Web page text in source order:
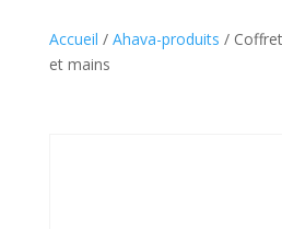
Accueil / Ahava-produits /
et mains